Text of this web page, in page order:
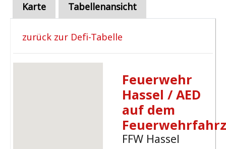
Karte Tabellenansicht
zurück zur Defi-Tabelle
Feuerwehr
Hassel / AED
auf dem
FFW Hassel